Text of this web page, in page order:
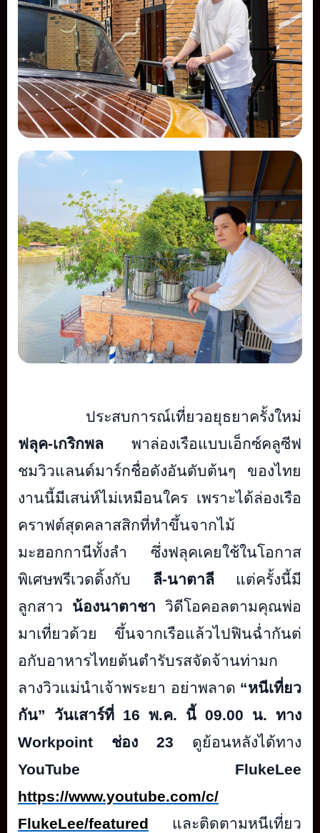
ประสบการณ์เที่ยวอยุธยาครั้งใหม่
ฟลุค-เกริกพลพาล่องเรือแบบเอ็กซ์คลูซีฟ
ชมวิวแลนด์มาร์กชื่อดังอันดับต้นๆ ของไทย
งานนี้มีเสน่ห์ไม่เหมือนใคร เพราะได้ล่องเรือ
คราฟต์สุดคลาสสิกที่ทำขึ้นจากไม้
มะฮอกกานีทั้งลำ ซึ่งฟลุคเคยใช้ในโอกาส
พิเศษพรีเวดดิ้งกับ ลี-นาตาลีแต่ครั้งนี้มี
ลูกสาว น้องนาตาชาวิดีโอคอลตามคุณพ่อ
มาเที่ยวด้วย ขึ้นจากเรือแล้วไปฟินฉ่ำกันต่
อกับอาหารไทยต้นตำรับรสจัดจ้านท่ามก
ลางวิวแม่นำเจ้าพระยา อย่าพลาด “หนีเที่ยว
กัน” วันเสาร์ที่ 16 พ.ค. นี้09.00 น. ทาง
Workpoint ช่อง23 ดูย้อนหลังได้ทาง
YouTube FlukeLee
https://www.youtube.com/c/
FlukeLee/featured และติดตามหนีเที่ยว